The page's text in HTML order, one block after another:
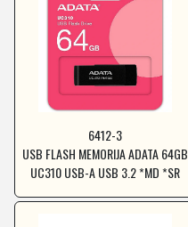
6412-3
USB FLASH MEMORIJA ADATA 64GB
UC310 USB-A USB 3.2 *MD *SR